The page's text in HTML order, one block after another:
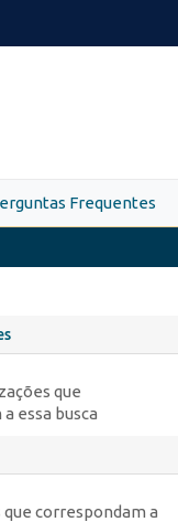
Frequentes
que
essa busca
que correspondam a